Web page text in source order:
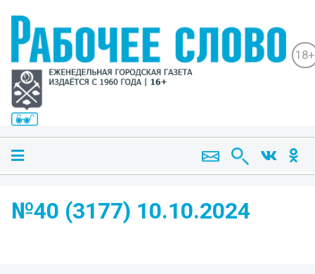
18+
№40 (3177) 10.10.2024